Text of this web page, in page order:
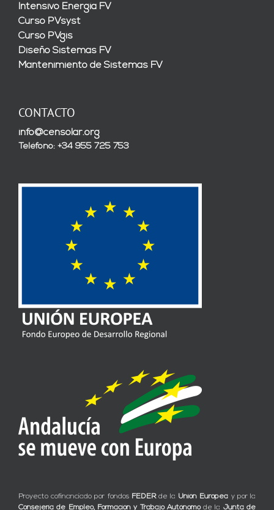
Intensivo Energía FV
Curso PVsyst
Curso PVgis
Diseño Sistemas FV
Mantenimiento de Sistemas FV
CONTACTO
info@censolar.org
Teléfono: +34 955 725 753
Proyecto cofinanciado por fondos FEDERde la Unión Europea y por la
Consejería de Empleo, Formación y Trabajo Autónomode la Junta de